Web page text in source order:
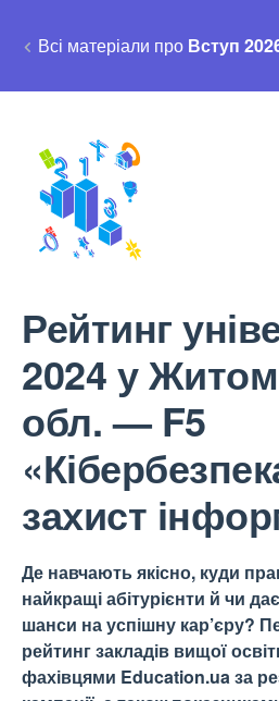
Всі матеріали про Вступ
Рейтинг
2024 у
обл. — F5
захист
Де навчають якісно, куди
найкращі абітурієнти й чи
шанси на успішну кар’єру?
рейтинг закладів вищої
фахівцями Education.ua за